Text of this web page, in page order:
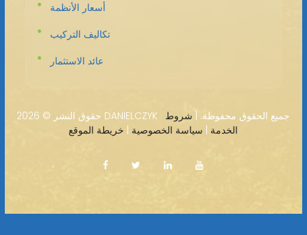
أسعار الأنظمة
تكاليف التركيب
عائد الاستثمار
حقوق النشر © 2026 DANIELCZYK · جميع الحقوق محفوظة. | شروط
الخدمة
سياسة الخصوصية خريطة الموقع